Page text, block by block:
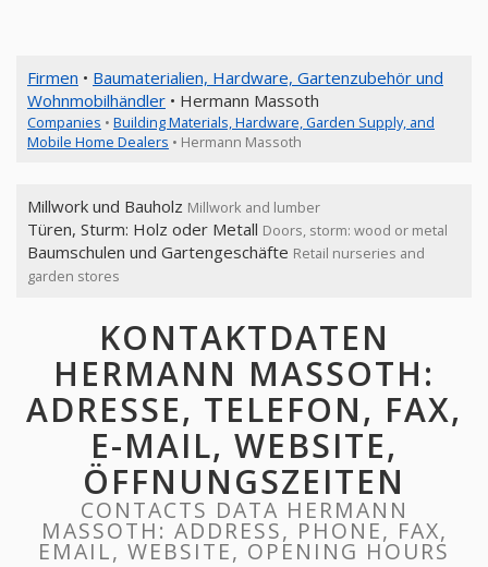
Firmen • Baumaterialien, Hardware, Gartenzubehör und
Wohnmobilhändler • Hermann Massoth
Companies • Building Materials, Hardware, Garden Supply, and
Mobile Home Dealers • Hermann Massoth
Millwork und Bauholz Millwork and lumber
Türen, Sturm: Holz oder Metall Doors, storm: wood or metal
Baumschulen und Gartengeschäfte Retail nurseries and
garden stores
KONTAKTDATEN
HERMANN MASSOTH:
ADRESSE, TELEFON, FAX,
E-MAIL, WEBSITE,
ÖFFNUNGSZEITEN
CONTACTS DATA HERMANN
MASSOTH: ADDRESS, PHONE, FAX,
EMAIL, WEBSITE, OPENING HOURS